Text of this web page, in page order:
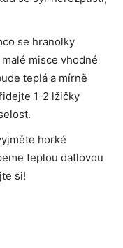
se hranolky
misce vhodné
teplá a mírně
1-2 lžičky
horké
teplou datlovou
si!